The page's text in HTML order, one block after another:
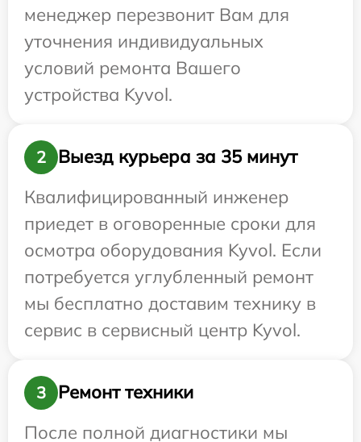
менеджер перезвонит Вам для
уточнения индивидуальных
условий ремонта Вашего
устройства Kyvol.
2
Выезд курьера за 35 минут
Квалифицированный инженер
приедет в оговоренные сроки для
осмотра оборудования Kyvol. Если
потребуется углубленный ремонт
мы бесплатно доставим технику в
сервис в сервисный центр Kyvol.
3
Ремонт техники
После полной диагностики мы